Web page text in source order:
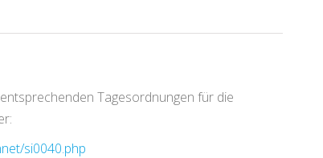
Tagesordnungen für die
si0040.php